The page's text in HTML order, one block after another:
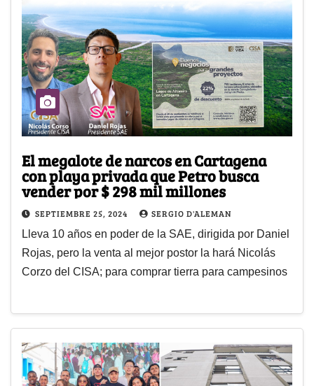
El megalote de narcos en Cartagena
con playa privada que Petro busca
vender por $ 298 mil millones
SEPTIEMBRE 25, 2024 SERGIO D'ALEMAN
Lleva 10 años en poder de la SAE, dirigida por Daniel
Rojas, pero la venta al mejor postor la hará Nicolás
Corzo del CISA; para comprar tierra para campesinos